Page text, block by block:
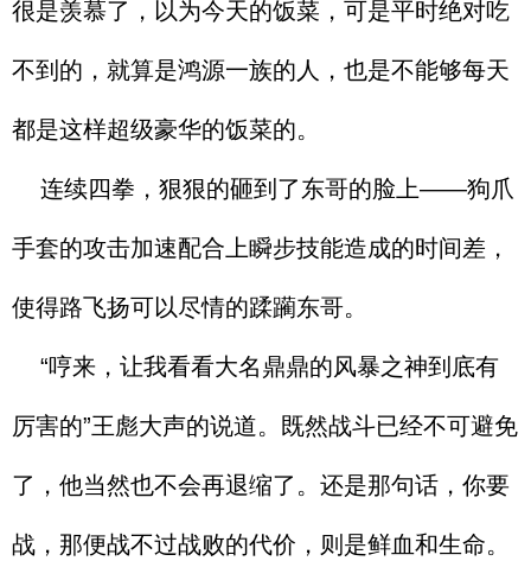
很是羡慕了，以为今天的饭菜，可是平时绝对吃
不到的，就算是鸿源一族的人，也是不能够每天
都是这样超级豪华的饭菜的。
连续四拳，狠狠的砸到了东哥的脸上——狗爪
手套的攻击加速配合上瞬步技能造成的时间差，
使得路飞扬可以尽情的蹂躏东哥。
“哼来，让我看看大名鼎鼎的风暴之神到底有
厉害的”王彪大声的说道。既然战斗已经不可避免
了，他当然也不会再退缩了。还是那句话，你要
战，那便战不过战败的代价，则是鲜血和生命。